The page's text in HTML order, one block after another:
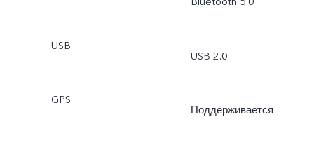
USB
USB 2.0
GPS
Поддерживается